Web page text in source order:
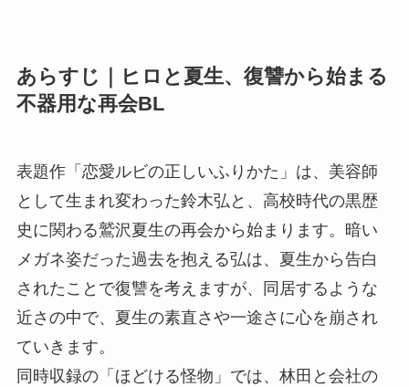
あらすじ｜ヒロと夏生、復讐から始まる
不器用な再会BL
表題作「恋愛ルビの正しいふりかた」は、美容師
として生まれ変わった鈴木弘と、高校時代の黒歴
史に関わる鷲沢夏生の再会から始まります。暗い
メガネ姿だった過去を抱える弘は、夏生から告白
されたことで復讐を考えますが、同居するような
近さの中で、夏生の素直さや一途さに心を崩され
ていきます。
同時収録の「ほどける怪物」では、林田と会社の